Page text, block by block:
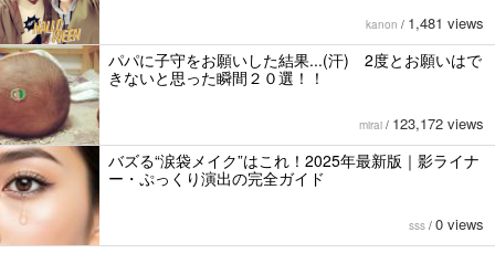
kanon / 1,481 views
パパに子守をお願いした結果...(汗) 2度とお願いはで
きないと思った瞬間２０選！！
mirai / 123,172 views
バズる“涙袋メイク”はこれ！2025年最新版｜影ライナ
ー・ぷっくり演出の完全ガイド
sss / 0 views